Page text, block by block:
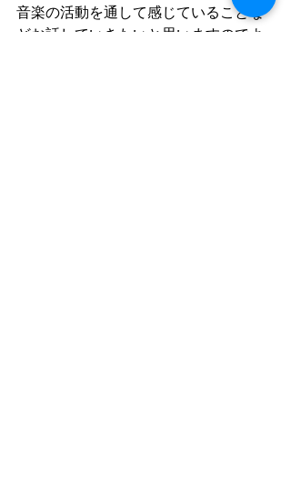
音楽の活動を通して感じていることな
どお話していきたいと思いますのでよ